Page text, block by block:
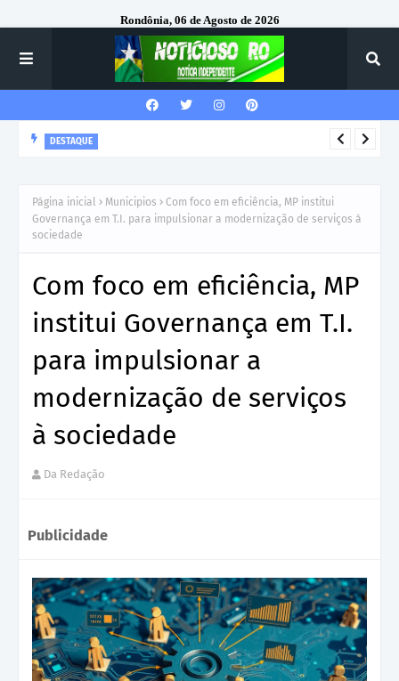
Rondônia, 06 de Agosto de 2026
DESTAQUE
Página inicial Municipios
Com foco em eficiência, MP institui
Governança em T.I. para impulsionar a modernização de serviços à
sociedade
Com foco em eficiência, MP
institui Governança em T.I.
para impulsionar a
modernização de serviços
à sociedade
Da Redação
Publicidade